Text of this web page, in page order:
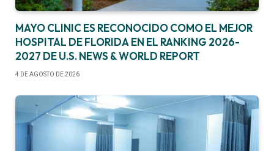
MAYO CLINIC ES RECONOCIDO COMO EL MEJOR
HOSPITAL DE FLORIDA EN EL RANKING 2026-
2027 DE U.S. NEWS & WORLD REPORT
4 DE AGOSTO DE 2026